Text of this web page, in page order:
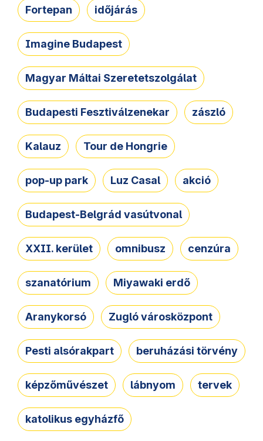
Fortepan időjárás
Imagine Budapest
Magyar Máltai Szeretetszolgálat
Budapesti Fesztiválzenekar zászló
Kalauz Tour de Hongrie
pop-up park Luz Casal akció
Budapest-Belgrád vasútvonal
XXII. kerület omnibusz cenzúra
szanatórium Miyawaki erdő
Aranykorsó Zugló városközpont
Pesti alsórakpart beruházási törvény
képzőművészet lábnyom tervek
katolikus egyházfő